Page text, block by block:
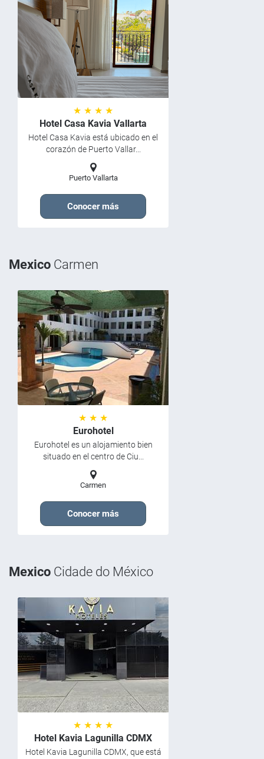
★ ★ ★ ★
Hotel Casa Kavia Vallarta
Hotel Casa Kavia está ubicado en el
corazón de Puerto Vallar...
Puerto Vallarta
Conocer más
Mexico Carmen
★ ★ ★
Eurohotel
Eurohotel es un alojamiento bien
situado en el centro de Ciu...
Carmen
Conocer más
Mexico Cidade do México
★ ★ ★ ★
Hotel Kavia Lagunilla CDMX
Hotel Kavia Lagunilla CDMX, que está